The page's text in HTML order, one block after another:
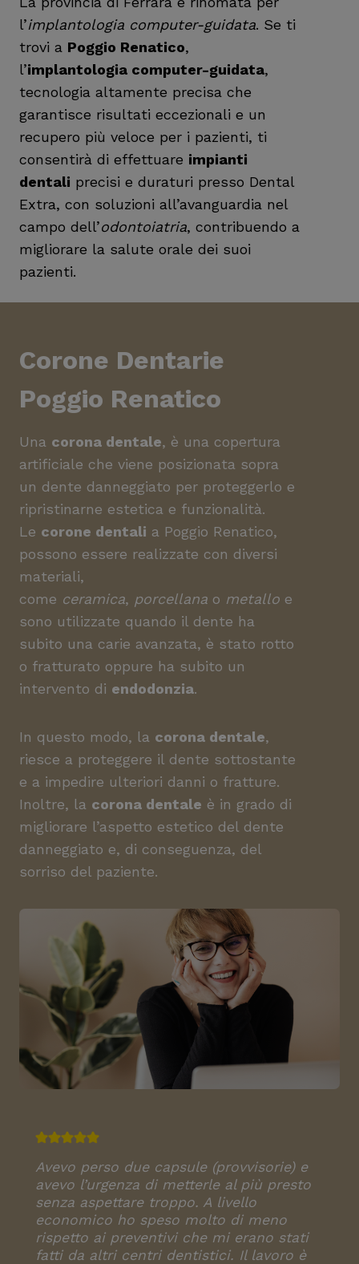
l’implantologia computer-guidata. Se ti
trovi a Poggio Renatico,
l’implantologia computer-guidata,
tecnologia altamente precisa che
garantisce risultati eccezionali e un
recupero più veloce per i pazienti, ti
consentirà di effettuare impianti
dentali precisi e duraturi presso Dental
Extra, con soluzioni all’avanguardia nel
campo dell’odontoiatria, contribuendo a
migliorare la salute orale dei suoi
pazienti.
Corone Dentarie
Poggio Renatico
Una corona dentale, è una copertura
artificiale che viene posizionata sopra
un dente danneggiato per proteggerlo e
ripristinarne estetica e funzionalità.
Le corone dentali a Poggio Renatico,
possono essere realizzate con diversi
materiali,
come ceramica, porcellana o metallo e
sono utilizzate quando il dente ha
subito una carie avanzata, è stato rotto
o fratturato oppure ha subito un
intervento di endodonzia.
In questo modo, la corona dentale,
riesce a proteggere il dente sottostante
e a impedire ulteriori danni o fratture.
Inoltre, la corona dentale è in grado di
migliorare l’aspetto estetico del dente
danneggiato e, di conseguenza, del
sorriso del paziente.
Avevo perso due capsule (provvisorie) e
avevo l’urgenza di metterle al più presto
senza aspettare troppo. A livello
economico ho speso molto di meno
rispetto ai preventivi che mi erano stati
fatti da altri centri dentistici. Il lavoro è